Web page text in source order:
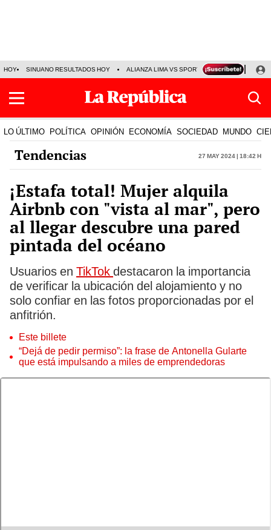
HOY SINUANO RESULTADOS HOY ALIANZA LIMA VS SPORT BOYS JORGE
LO ÚLTIMO POLÍTICA OPINIÓN ECONOMÍA SOCIEDAD MUNDO
Tendencias 27 May 2024 | 18:42 h
¡Estafa total! Mujer alquila
Airbnb con "vista al mar", pero
al llegar descubre una pared
pintada del océano
Usuarios en TikTok destacaron la importancia
de verificar la ubicación del alojamiento y no
solo confiar en las fotos proporcionadas por el
anfitrión.
Este billete
“Dejá de pedir permiso”: la frase de Antonella Gularte
que está impulsando a miles de emprendedoras